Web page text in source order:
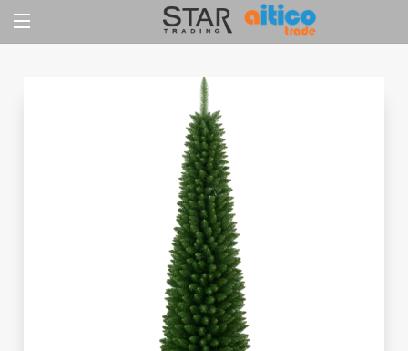
Jump